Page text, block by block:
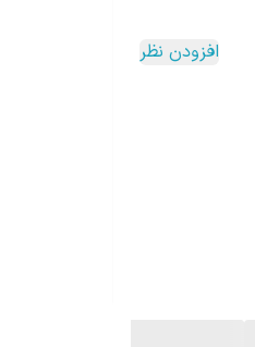
افزودن نظر